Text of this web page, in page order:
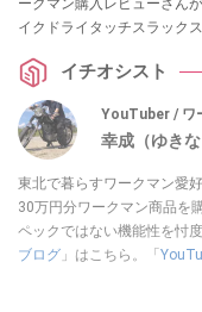
ークマン購入レビューさん
イクドライタッチスラック
イチオシスト
YouTuber / ワ
幸成（ゆきな
東北で暮らすワークマン愛
30万円分ワークマン商品を
ペックではない機能性を忖
ブログ 」はこちら。「